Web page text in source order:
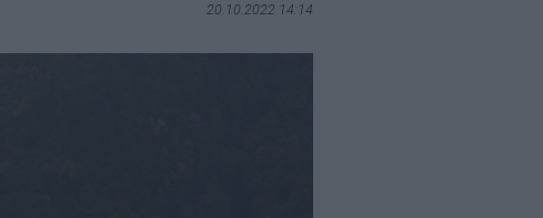
20.10.2022 14:14